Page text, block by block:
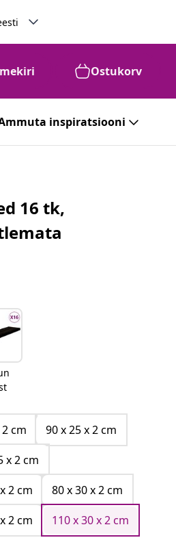
Ostukorv
inspiratsiooni
16 tk,
cm
90 x 25 x 2 cm
x 2 cm
2 cm
80 x 30 x 2 cm
2 cm
110 x 30 x 2 cm